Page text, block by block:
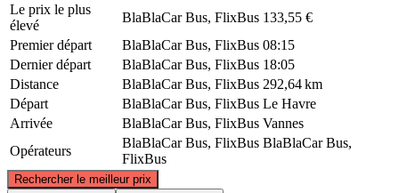
Le prix le plus
élevé
BlaBlaCar Bus, FlixBus 133,55 €
Premier départ
BlaBlaCar Bus, FlixBus 08:15
Dernier départ
BlaBlaCar Bus, FlixBus 18:05
Distance
BlaBlaCar Bus, FlixBus 292,64 km
Départ
BlaBlaCar Bus, FlixBus Le Havre
Arrivée
BlaBlaCar Bus, FlixBus Vannes
Opérateurs
BlaBlaCar Bus, FlixBus BlaBlaCar Bus,
FlixBus
Rechercher le meilleur prix